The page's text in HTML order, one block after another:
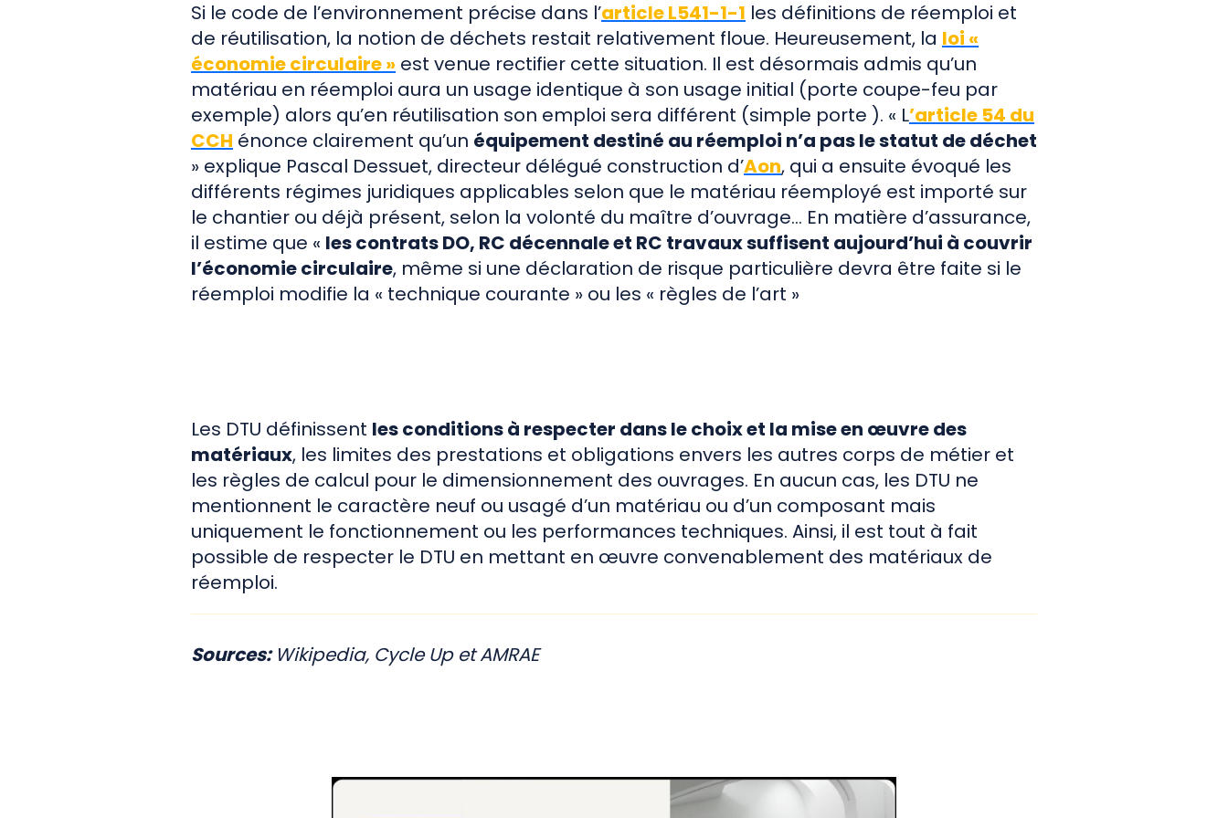
Si le code de l’environnement précise dans l’article L541-1-1 les définitions de réemploi et
de réutilisation, la notion de déchets restait relativement floue. Heureusement, la loi «
économie circulaire » est venue rectifier cette situation. Il est désormais admis qu’un
matériau en réemploi aura un usage identique à son usage initial (porte coupe-feu par
exemple) alors qu’en réutilisation son emploi sera différent (simple porte ). « L’article 54 du
CCH énonce clairement qu’un équipement destiné au réemploi n’a pas le statut de déchet
» explique Pascal Dessuet, directeur délégué construction d’Aon, qui a ensuite évoqué les
différents régimes juridiques applicables selon que le matériau réemployé est importé sur
le chantier ou déjà présent, selon la volonté du maître d’ouvrage… En matière d’assurance,
il estime que « les contrats DO, RC décennale et RC travaux suffisent aujourd’hui à couvrir
l’économie circulaire, même si une déclaration de risque particulière devra être faite si le
réemploi modifie la « technique courante » ou les « règles de l’art »
Les DTU définissent les conditions à respecter dans le choix et la mise en œuvre des
matériaux, les limites des prestations et obligations envers les autres corps de métier et
les règles de calcul pour le dimensionnement des ouvrages. En aucun cas, les DTU ne
mentionnent le caractère neuf ou usagé d’un matériau ou d’un composant mais
uniquement le fonctionnement ou les performances techniques. Ainsi, il est tout à fait
possible de respecter le DTU en mettant en œuvre convenablement des matériaux de
réemploi.
Sources: Wikipedia, Cycle Up et AMRAE